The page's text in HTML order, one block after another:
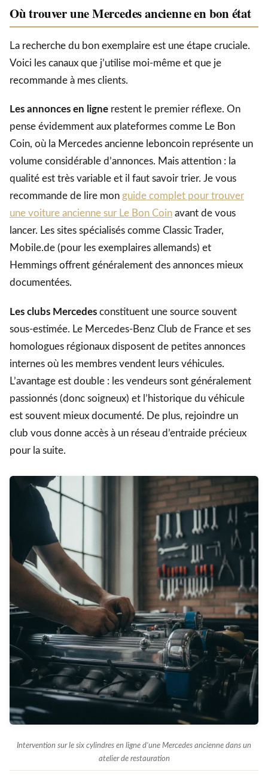
Où trouver une Mercedes ancienne en bon état
La recherche du bon exemplaire est une étape cruciale.
Voici les canaux que j’utilise moi-même et que je
recommande à mes clients.
Les annonces en ligne restent le premier réflexe. On
pense évidemment aux plateformes comme Le Bon
Coin, où la Mercedes ancienne leboncoin représente un
volume considérable d’annonces. Mais attention : la
qualité est très variable et il faut savoir trier. Je vous
recommande de lire mon guide complet pour trouver
une voiture ancienne sur Le Bon Coin avant de vous
lancer. Les sites spécialisés comme Classic Trader,
Mobile.de (pour les exemplaires allemands) et
Hemmings offrent généralement des annonces mieux
documentées.
Les clubs Mercedes constituent une source souvent
sous-estimée. Le Mercedes-Benz Club de France et ses
homologues régionaux disposent de petites annonces
internes où les membres vendent leurs véhicules.
L’avantage est double : les vendeurs sont généralement
passionnés (donc soigneux) et l’historique du véhicule
est souvent mieux documenté. De plus, rejoindre un
club vous donne accès à un réseau d’entraide précieux
pour la suite.
Intervention sur le six cylindres en ligne d’une Mercedes ancienne dans un
atelier de restauration